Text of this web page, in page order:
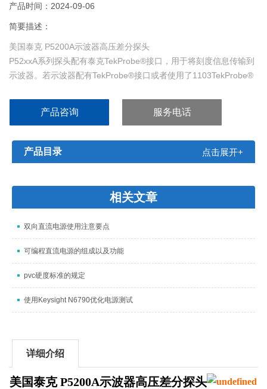
产品时间：2024-09-06
简要描述：
美国泰克 P5200A示波器高压差分探头
P52xxA系列探头配有泰克TekProbe®接口，用于将刻度信息传输到
示波器。若示波器配有TekProbe®接口或者使用了1103TekProbe®
产品咨询 服务电话
产品目录 点击展开+
相关文章
双向直流电源使用注意要点
可编程直流电源的组成以及功能
pvc硬度标准的规定
使用Keysight N6790优化电源测试
详细介绍
美国泰克 P5200A示波器高压差分探头